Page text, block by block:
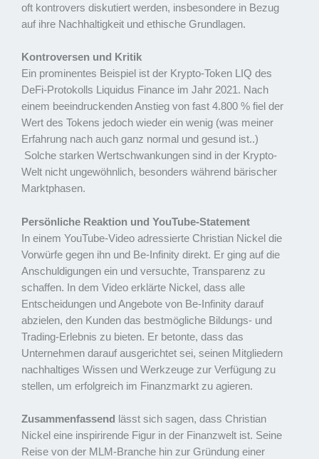
oft kontrovers diskutiert werden, insbesondere in Bezug
auf ihre Nachhaltigkeit und ethische Grundlagen.
Kontroversen und Kritik
Ein prominentes Beispiel ist der Krypto-Token LIQ des
DeFi-Protokolls Liquidus Finance im Jahr 2021. Nach
einem beeindruckenden Anstieg von fast 4.800 % fiel der
Wert des Tokens jedoch wieder ein wenig (was meiner
Erfahrung nach auch ganz normal und gesund ist..)
Solche starken Wertschwankungen sind in der Krypto-
Welt nicht ungewöhnlich, besonders während bärischer
Marktphasen.
Persönliche Reaktion und YouTube-Statement
In einem YouTube-Video adressierte Christian Nickel die
Vorwürfe gegen ihn und Be-Infinity direkt. Er ging auf die
Anschuldigungen ein und versuchte, Transparenz zu
schaffen. In dem Video erklärte Nickel, dass alle
Entscheidungen und Angebote von Be-Infinity darauf
abzielen, den Kunden das bestmögliche Bildungs- und
Trading-Erlebnis zu bieten. Er betonte, dass das
Unternehmen darauf ausgerichtet sei, seinen Mitgliedern
nachhaltiges Wissen und Werkzeuge zur Verfügung zu
stellen, um erfolgreich im Finanzmarkt zu agieren.
Zusammenfassend
lässt sich sagen, dass Christian
Nickel eine inspirirende Figur in der Finanzwelt ist. Seine
Reise von der MLM-Branche hin zur Gründung einer